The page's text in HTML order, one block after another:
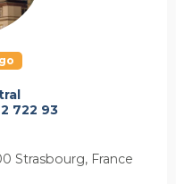
722 93
Strasbourg, France